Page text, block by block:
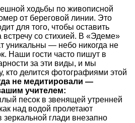
ходьбы по живописной
от береговой линии. Это
для того, чтобы оставить
встречу со стихией. В «Эдеме»
уникальны — небо никогда не
Наши гости часто пишут в
за эти виды, и мы
кто делится фотографиями этой
не медитировали —
учителем:
песок в звенящей утренней
над водой пролетают
глади внезапно